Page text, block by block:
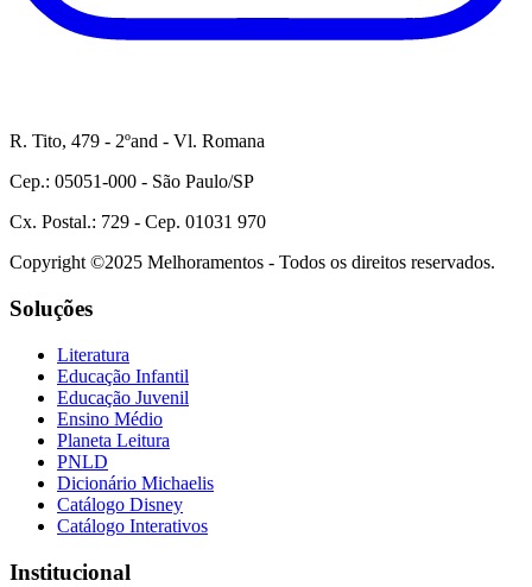
R. Tito, 479 - 2ºand - Vl. Romana
Cep.: 05051-000 - São Paulo/SP
Cx. Postal.: 729 - Cep. 01031 970
Copyright ©2025 Melhoramentos - Todos os direitos reservados.
Soluções
Literatura
Educação Infantil
Educação Juvenil
Ensino Médio
Planeta Leitura
PNLD
Dicionário Michaelis
Catálogo Disney
Catálogo Interativos
Institucional